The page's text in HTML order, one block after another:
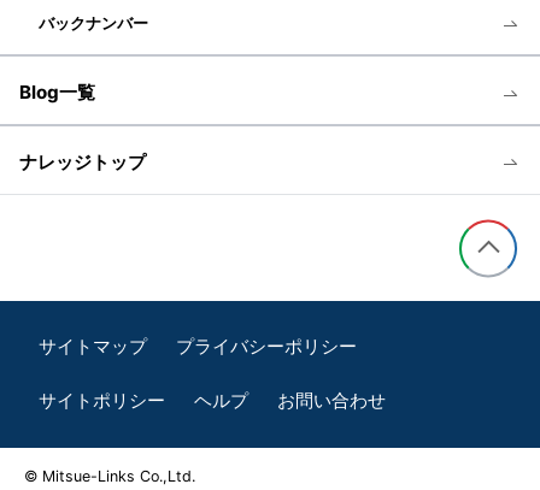
バックナンバー
Blog一覧
ナレッジトップ
サイトマップ プライバシーポリシー
サイトポリシー ヘルプ お問い合わせ
© Mitsue-Links Co.,Ltd.